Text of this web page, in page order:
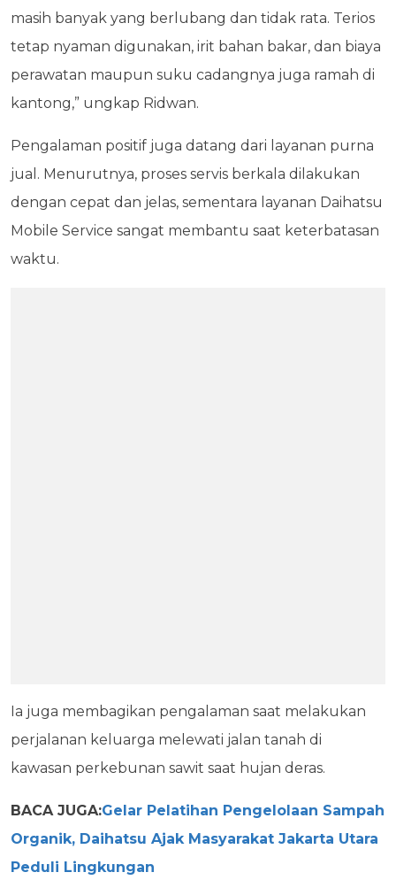
masih banyak yang berlubang dan tidak rata. Terios
tetap nyaman digunakan, irit bahan bakar, dan biaya
perawatan maupun suku cadangnya juga ramah di
kantong,” ungkap Ridwan.
Pengalaman positif juga datang dari layanan purna
jual. Menurutnya, proses servis berkala dilakukan
dengan cepat dan jelas, sementara layanan Daihatsu
Mobile Service sangat membantu saat keterbatasan
waktu.
Ia juga membagikan pengalaman saat melakukan
perjalanan keluarga melewati jalan tanah di
kawasan perkebunan sawit saat hujan deras.
BACA JUGA:Gelar Pelatihan Pengelolaan Sampah
Organik, Daihatsu Ajak Masyarakat Jakarta Utara
Peduli Lingkungan